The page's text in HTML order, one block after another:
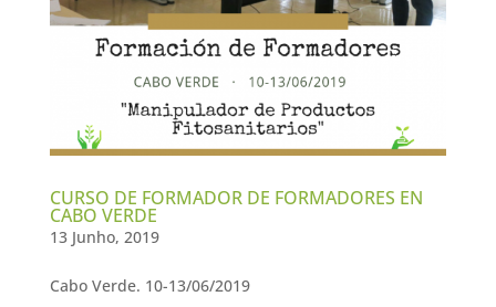
CURSO DE FORMADOR DE FORMADORES EN
CABO VERDE
13 Junho, 2019
Cabo Verde. 10-13/06/2019